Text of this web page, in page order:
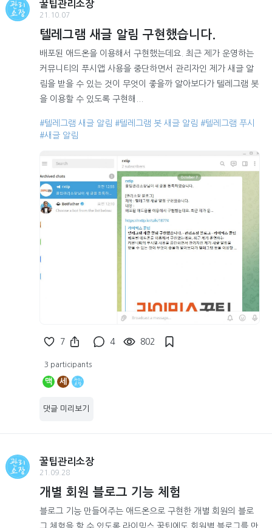
꿀팁관리소장
21.10.07
텔레그램 새글 알림 구현했습니다.
배포된 애드온을 이용해서 구현했는데요. 최근 제가 운영하는
커뮤니티의 푸시앱 사용을 중단하면서 관리자인 제가 새글 알
림을 받을 수 있는 것이 무엇이 좋을까 알아보다가 텔레그램 봇
을 이용할 수 있도록 구현해...
#텔레그램 새글 알림 #텔레그램 봇 새글 알림 #텔레그램 푸시
#새글 알림
7 4 802
3 participants
맥 세
댓글 미리보기
꿀팁관리소장
21.09.28
개별 회원 블로그 기능 체험
블로그 기능 만들어주는 애드온으로 구현한 개별 회원의 블로
그 체험을 할 수 있도록 라이믹스 꿀팁에도 회원별 블로그를 만